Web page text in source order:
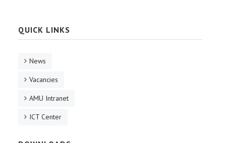
QUICK LINKS
News
Vacancies
AMU Intranet
ICT Center